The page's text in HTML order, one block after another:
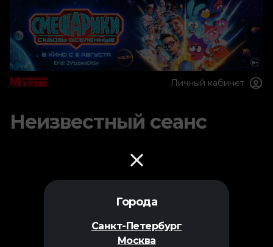
Города
Санкт-Петербург
Москва
Личный кабинет
Неизвестный сеанс